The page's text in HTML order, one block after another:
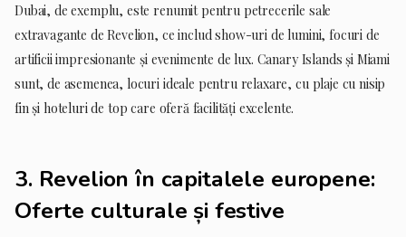
Dubai, de exemplu, este renumit pentru petrecerile sale
extravagante de Revelion, ce includ show-uri de lumini, focuri de
artificii impresionante și evenimente de lux. Canary Islands și Miami
sunt, de asemenea, locuri ideale pentru relaxare, cu plaje cu nisip
fin și hoteluri de top care oferă facilități excelente.
3. Revelion în capitalele europene:
Oferte culturale și festive